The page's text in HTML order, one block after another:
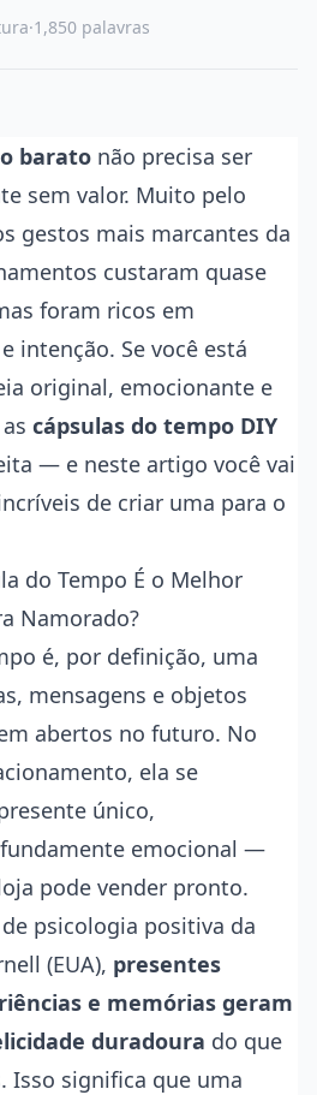
·1,850 palavras
barato não precisa ser
sem valor. Muito pelo
gestos mais marcantes da
custaram quase
foram ricos em
intenção. Se você está
original, emocionante e
cápsulas do tempo DIY
— e neste artigo você vai
de criar uma para o
do Tempo É o Melhor
Namorado?
é, por definição, uma
mensagens e objetos
abertos no futuro. No
ela se
único,
emocional —
pode vender pronto.
psicologia positiva da
(EUA), presentes
e memórias geram
duradoura do que
Isso significa que uma